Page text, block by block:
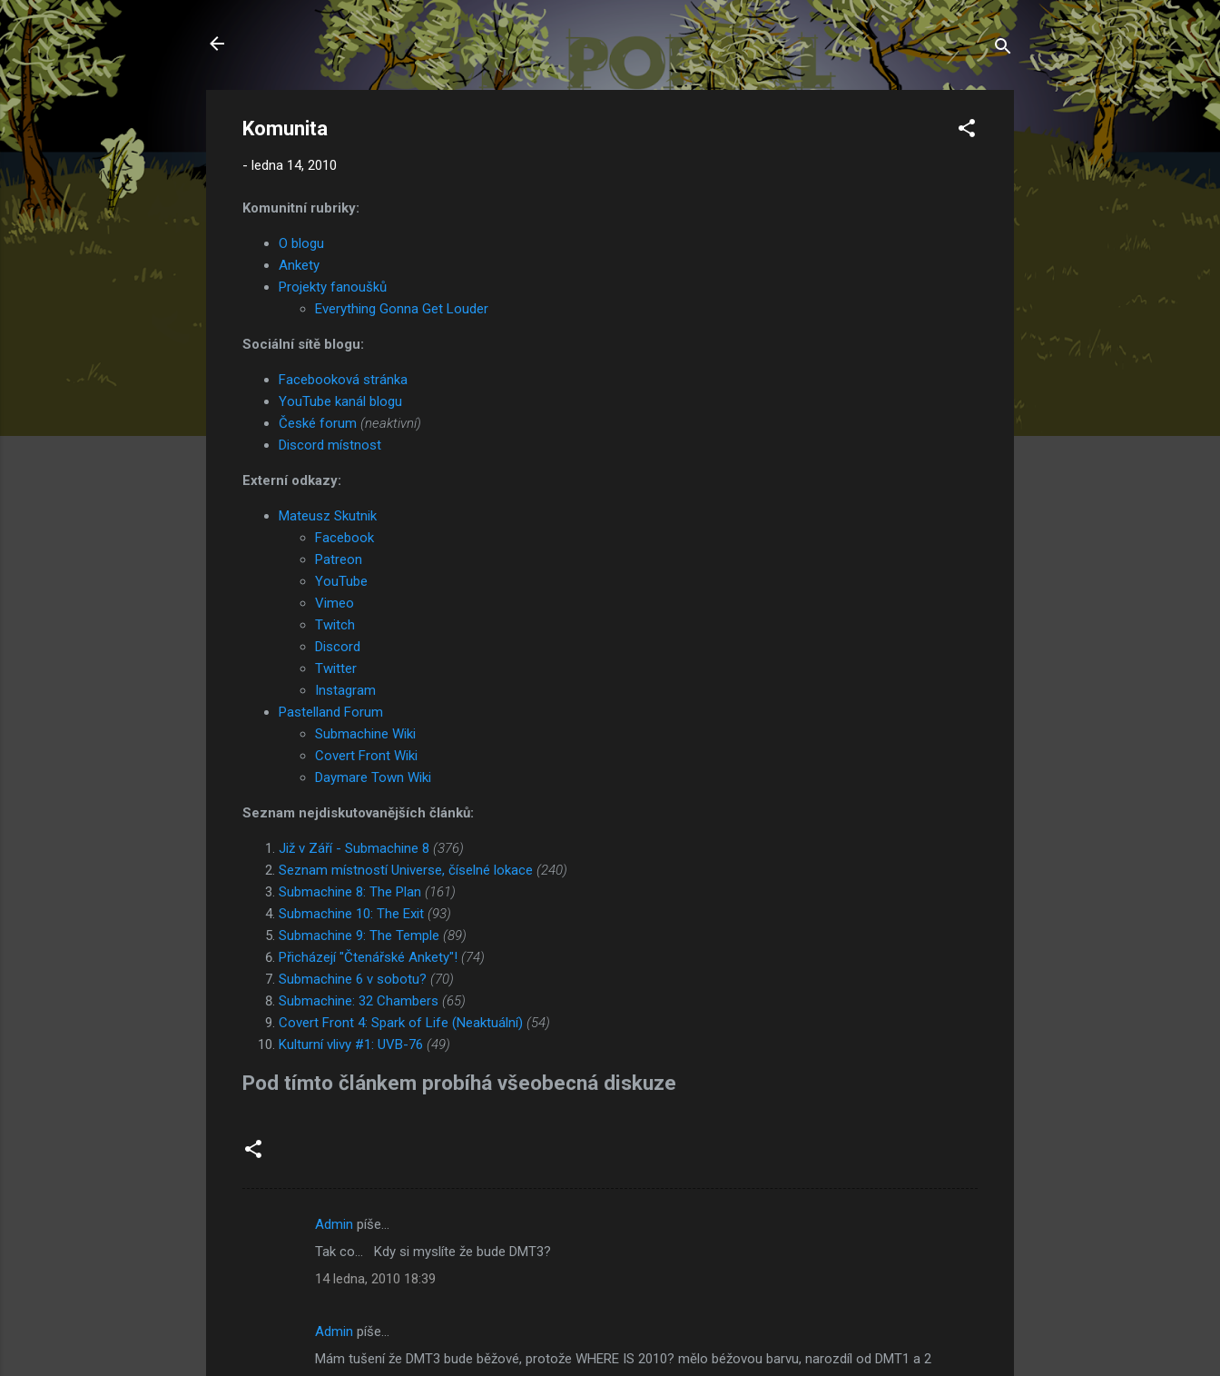
Přeskočit na hlavní obsah
Komunita
- ledna 14, 2010
Komunitní rubriky:
O blogu
Ankety
Projekty fanoušků
Everything Gonna Get Louder
Sociální sítě blogu:
Facebooková stránka
YouTube kanál blogu
České forum (neaktivní)
Discord místnost
Externí odkazy:
Mateusz Skutnik
Facebook
Patreon
YouTube
Vimeo
Twitch
Discord
Twitter
Instagram
Pastelland Forum
Submachine Wiki
Covert Front Wiki
Daymare Town Wiki
Seznam nejdiskutovanějších článků:
Již v Září - Submachine 8 (376)
Seznam místností Universe, číselné lokace (240)
Submachine 8: The Plan (161)
Submachine 10: The Exit (93)
Submachine 9: The Temple (89)
Přicházejí "Čtenářské Ankety"! (74)
Submachine 6 v sobotu? (70)
Submachine: 32 Chambers (65)
Covert Front 4: Spark of Life (Neaktuální) (54)
Kulturní vlivy #1: UVB-76 (49)
Pod tímto článkem probíhá všeobecná diskuze
Admin píše…
Tak co... Kdy si myslíte že bude DMT3?
14 ledna, 2010 18:39
Admin píše…
Mám tušení že DMT3 bude běžové, protože WHERE IS 2010? mělo béžovou barvu, narozdíl od DMT1 a 2